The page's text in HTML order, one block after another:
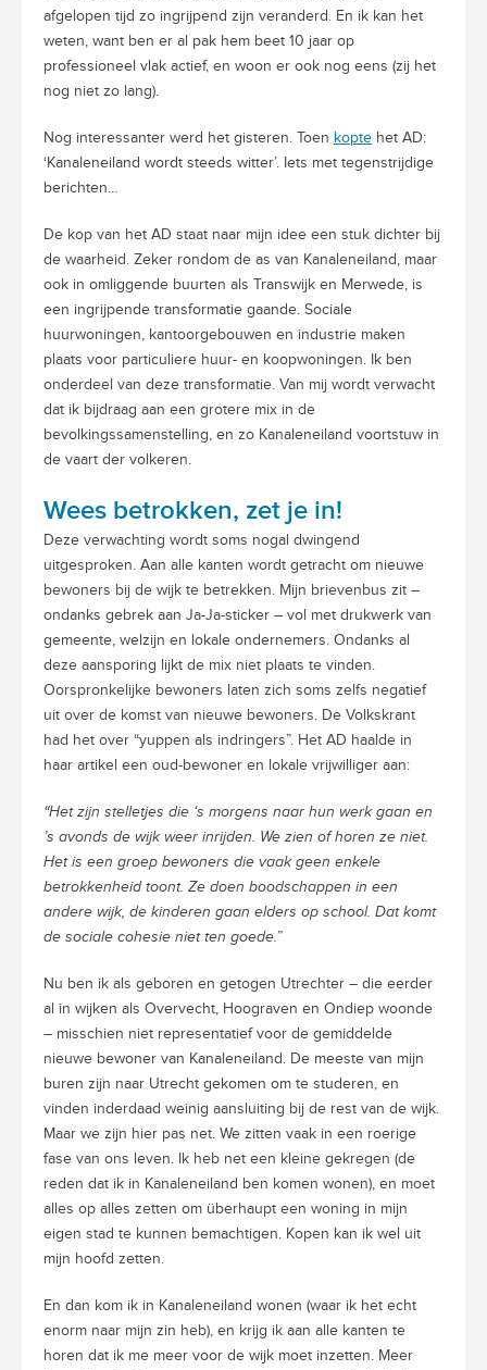
afgelopen tijd zo ingrijpend zijn veranderd. En ik kan het
weten, want ben er al pak hem beet 10 jaar op
professioneel vlak actief, en woon er ook nog eens (zij het
nog niet zo lang).
Nog interessanter werd het gisteren. Toen kopte het AD:
‘Kanaleneiland wordt steeds witter’. Iets met tegenstrijdige
berichten…
De kop van het AD staat naar mijn idee een stuk dichter bij
de waarheid. Zeker rondom de as van Kanaleneiland, maar
ook in omliggende buurten als Transwijk en Merwede, is
een ingrijpende transformatie gaande. Sociale
huurwoningen, kantoorgebouwen en industrie maken
plaats voor particuliere huur- en koopwoningen. Ik ben
onderdeel van deze transformatie. Van mij wordt verwacht
dat ik bijdraag aan een grotere mix in de
bevolkingssamenstelling, en zo Kanaleneiland voortstuw in
de vaart der volkeren.
Wees betrokken, zet je in!
Deze verwachting wordt soms nogal dwingend
uitgesproken. Aan alle kanten wordt getracht om nieuwe
bewoners bij de wijk te betrekken. Mijn brievenbus zit –
ondanks gebrek aan Ja-Ja-sticker – vol met drukwerk van
gemeente, welzijn en lokale ondernemers. Ondanks al
deze aansporing lijkt de mix niet plaats te vinden.
Oorspronkelijke bewoners laten zich soms zelfs negatief
uit over de komst van nieuwe bewoners. De Volkskrant
had het over “yuppen als indringers”. Het AD haalde in
haar artikel een oud-bewoner en lokale vrijwilliger aan:
“Het zijn stelletjes die ‘s morgens naar hun werk gaan en
’s avonds de wijk weer inrijden. We zien of horen ze niet.
Het is een groep bewoners die vaak geen enkele
betrokkenheid toont. Ze doen boodschappen in een
andere wijk, de kinderen gaan elders op school. Dat komt
de sociale cohesie niet ten goede.”
Nu ben ik als geboren en getogen Utrechter – die eerder
al in wijken als Overvecht, Hoograven en Ondiep woonde
– misschien niet representatief voor de gemiddelde
nieuwe bewoner van Kanaleneiland. De meeste van mijn
buren zijn naar Utrecht gekomen om te studeren, en
vinden inderdaad weinig aansluiting bij de rest van de wijk.
Maar we zijn hier pas net. We zitten vaak in een roerige
fase van ons leven. Ik heb net een kleine gekregen (de
reden dat ik in Kanaleneiland ben komen wonen), en moet
alles op alles zetten om überhaupt een woning in mijn
eigen stad te kunnen bemachtigen. Kopen kan ik wel uit
mijn hoofd zetten.
En dan kom ik in Kanaleneiland wonen (waar ik het echt
enorm naar mijn zin heb), en krijg ik aan alle kanten te
horen dat ik me meer voor de wijk moet inzetten. Meer